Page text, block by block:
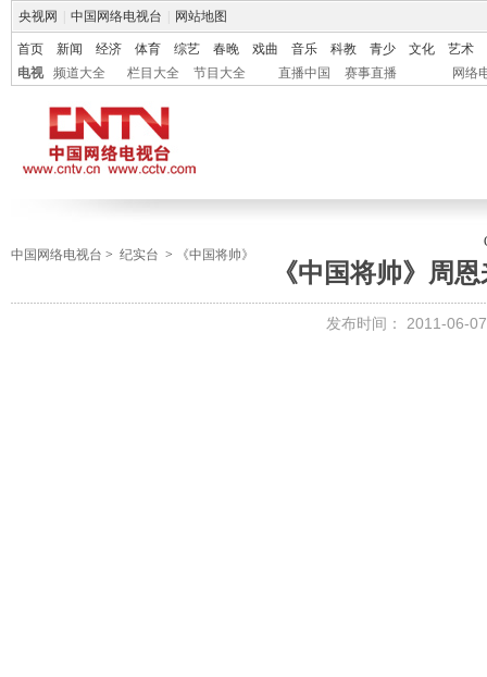
央视网 中国网络电视台 网站地图
首页 新闻 经济 体育 综艺 春晚 戏曲 音乐 科教 青少 文化
艺术
电视
频道大全 栏目大全 节目大全 直播中国 赛事直播 网络
中国网络电视台 > 纪实台 > 《中国将帅》
《中国将帅》周
发布时间： 2011-06-